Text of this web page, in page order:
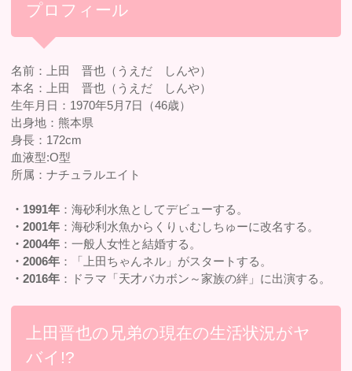
プロフィール
名前：上田 晋也（うえだ しんや）
本名：上田 晋也（うえだ しんや）
生年月日：1970年5月7日（46歳）
出身地：熊本県
身長：172cm
血液型:O型
所属：ナチュラルエイト
・1991年 ：海砂利水魚としてデビューする。
・2001年 ：海砂利水魚からくりぃむしちゅーに改名する。
・2004年 ：一般人女性と結婚する。
・2006年 ：「上田ちゃんネル」がスタートする。
・2016年 ：ドラマ「天才バカボン～家族の絆」に出演する。
上田晋也の兄弟の現在の生活状況がヤ
バイ!?